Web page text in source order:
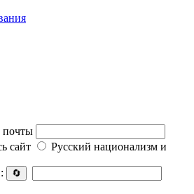
почты
сайт
Русский национализм и
🔄